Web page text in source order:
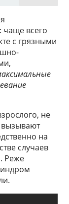
чаще всего
с грязными
не
вызывают
на
случаев
Реже